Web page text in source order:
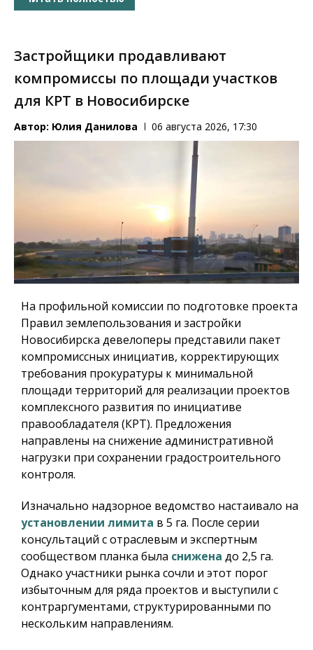
Застройщики продавливают
компромиссы по площади участков
для КРТ в Новосибирске
Автор: Юлия Данилова 06 августа 2026, 17:30
На профильной комиссии по подготовке проекта
Правил землепользования и застройки
Новосибирска девелоперы представили пакет
компромиссных инициатив, корректирующих
требования прокуратуры к минимальной
площади территорий для реализации проектов
комплексного развития по инициативе
правообладателя (КРТ). Предложения
направлены на снижение административной
нагрузки при сохранении градостроительного
контроля.
Изначально надзорное ведомство настаивало на
установлении лимита в 5 га. После серии
консультаций с отраслевым и экспертным
сообществом планка была снижена до 2,5 га.
Однако участники рынка сочли и этот порог
избыточным для ряда проектов и выступили с
контраргументами, структурированными по
нескольким направлениям.